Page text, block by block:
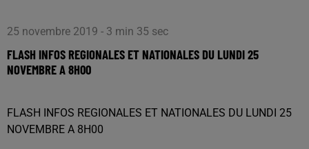
25 novembre 2019 - 3 min 35 sec
FLASH INFOS REGIONALES ET NATIONALES DU LUNDI 25
NOVEMBRE A 8H00
FLASH INFOS REGIONALES ET NATIONALES DU LUNDI 25
NOVEMBRE A 8H00